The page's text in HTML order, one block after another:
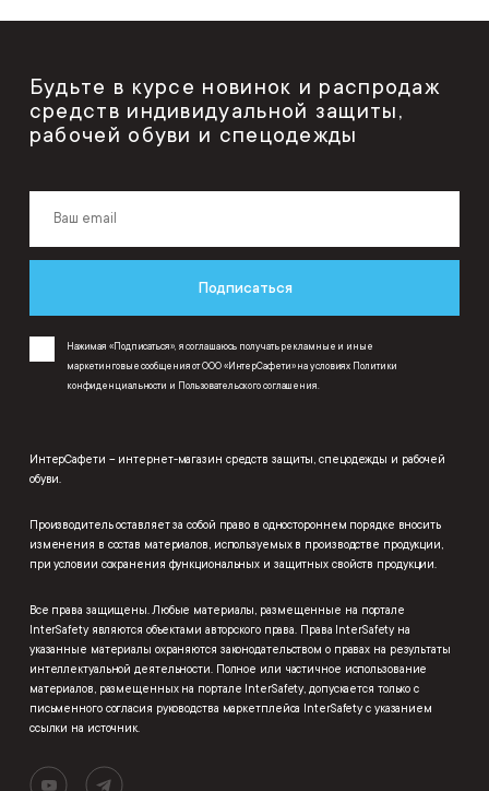
Будьте в курсе новинок и распродаж
средств индивидуальной защиты,
рабочей обуви и спецодежды
Подписаться
Нажимая «Подписаться», я соглашаюсь получать рекламные и иные
маркетинговые сообщения от ООО «ИнтерСафети» на условиях Политики
конфиденциальности и Пользовательского соглашения
ИнтерСафети – интернет-магазин средств защиты, спецодежды и рабочей
обуви.
Производитель оставляет за собой право в одностороннем порядке вносить
изменения в состав материалов, используемых в производстве продукции,
при условии сохранения функциональных и защитных свойств продукции.
Все права защищены. Любые материалы, размещенные на портале
InterSafety являются объектами авторского права. Права InterSafety на
указанные материалы охраняются законодательством о правах на результаты
интеллектуальной деятельности. Полное или частичное использование
материалов, размещенных на портале InterSafety, допускается только с
письменного согласия руководства маркетплейса InterSafety с указанием
ссылки на источник.